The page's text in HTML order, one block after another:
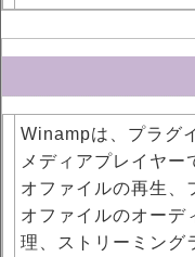
Winampは、プラグ
メディアプレイヤー
オファイルの再生、
オファイルのオーデ
理、ストリーミング